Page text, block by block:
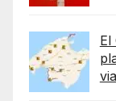
El